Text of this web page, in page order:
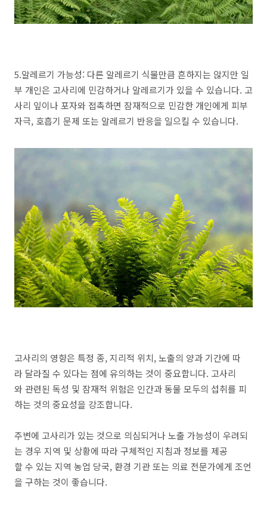
5.알레르기 가능성: 다른 알레르기 식물만큼 흔하지는 않지만 일
부 개인은 고사리에 민감하거나 알레르기가 있을 수 있습니다. 고
사리 잎이나 포자와 접촉하면 잠재적으로 민감한 개인에게 피부
자극, 호흡기 문제 또는 알레르기 반응을 일으킬 수 있습니다.
고사리의 영향은 특정 ​​종, 지리적 위치, 노출의 양과 기간에 따
라 달라질 수 있다는 점에 유의하는 것이 중요합니다. 고사리
와 관련된 독성 및 잠재적 위험은 인간과 동물 모두의 섭취를 피
하는 것의 중요성을 강조합니다.
주변에 고사리가 있는 것으로 의심되거나 노출 가능성이 우려되
는 경우 지역 및 상황에 따라 구체적인 지침과 정보를 제공
할 수 있는 지역 농업 당국, 환경 기관 또는 의료 전문가에게 조언
을 구하는 것이 좋습니다.